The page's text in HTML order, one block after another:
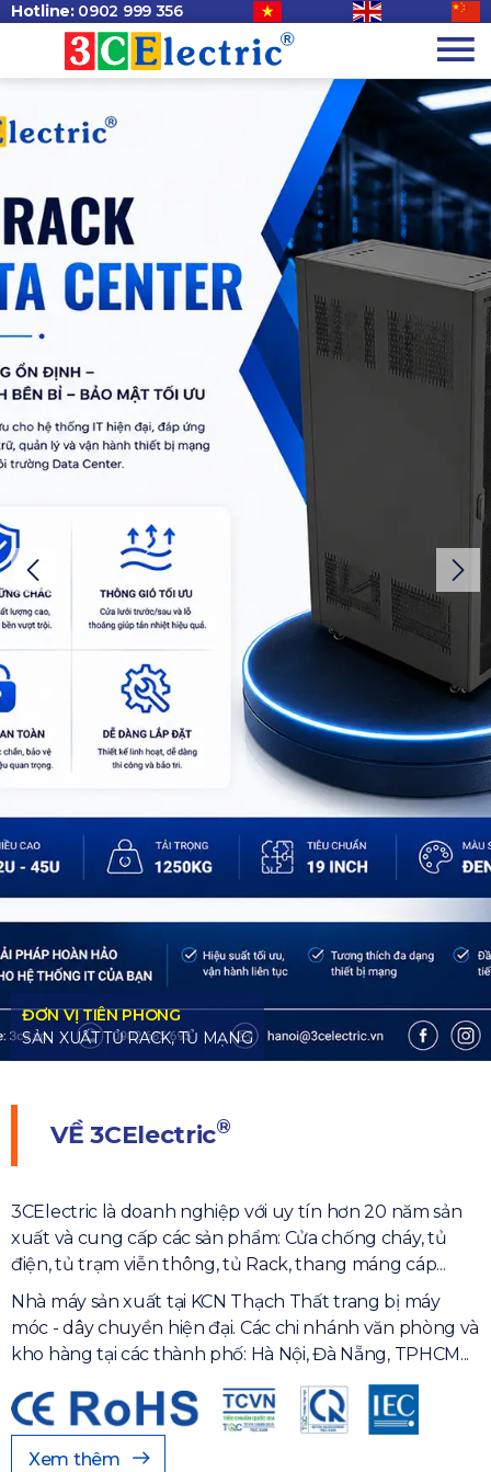
Hotline: 0902 999 356
VỀ3CElectric®
3CElectric là doanh nghiệp với uy tín hơn 20 năm sản
xuất và cung cấp các sản phẩm: Cửa chống cháy, tủ
điện, tủ trạm viễn thông, tủ Rack, thang máng cáp...
Nhà máy sản xuất tại KCN Thạch Thất trang bị máy
móc - dây chuyền hiện đại. Các chi nhánh văn phòng và
kho hàng tại các thành phố: Hà Nội, Đà Nẵng, TPHCM...
Xem thêm